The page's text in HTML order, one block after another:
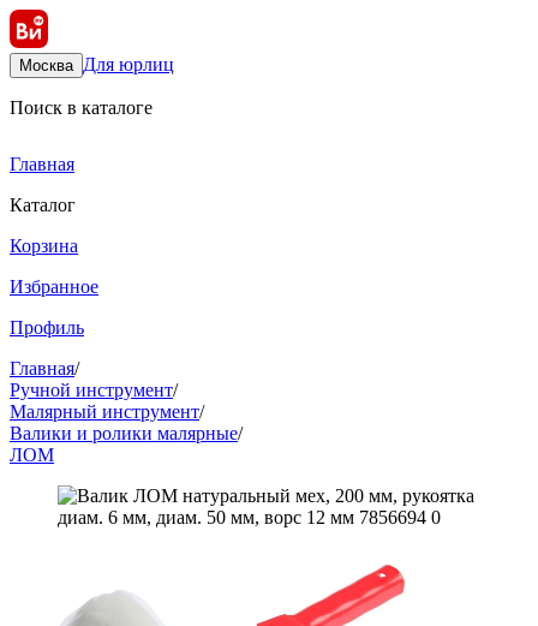
Москва Для юрлиц
Поиск в каталоге
Главная
Каталог
Корзина
Избранное
Профиль
Главная/
Ручной инструмент/
Малярный инструмент/
Валики и ролики малярные/
ЛОМ